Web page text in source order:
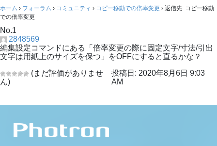
ホーム › フォーラム › コミュニティ › コピー移動での倍率変更 › 返信先: コピー移動
での倍率変更
No.1
2848569
編集設定コマンドにある「倍率変更の際に固定文字/寸法/引出
文字は用紙上のサイズを保つ」をOFFにすると直るかな？
(まだ評価がありませ
ん)
投稿日: 2020年8月6日 9:03
AM